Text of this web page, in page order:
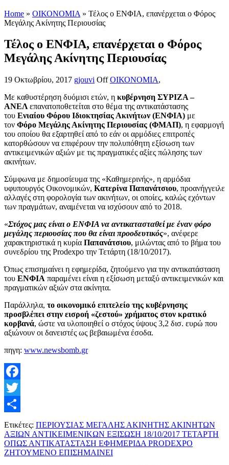
Home » ΟΙΚΟΝΟΜΙΑ » Τέλος ο ΕΝΦΙΑ, επανέρχεται ο Φόρος
Μεγάλης Ακίνητης Περιουσίας
Τέλος ο ΕΝΦΙΑ, επανέρχεται ο Φόρος
Μεγάλης Ακίνητης Περιουσίας
19 Οκτωβρίου, 2017 gjouvi Off ΟΙΚΟΝΟΜΙΑ,
Με καθυστέρηση δυόμισι ετών, η κυβέρνηση ΣΥΡΙΖΑ –
ΑΝΕΛ επανατοποθετείται στο θέμα της αντικατάστασης
του Ενιαίου Φόρου Ιδιοκτησίας Ακινήτων (ΕΝΦΙΑ) με
τον Φόρο Μεγάλης Ακίνητης Περιουσίας (ΦΜΑΠ), η εφαρμογή
του οποίου θα εξαρτηθεί από το εάν οι αρμόδιες επιτροπές
κατορθώσουν να επιφέρουν την πολυπόθητη εξίσωση των
αντικειμενικών αξιών με τις πραγματικές αξίες πώλησης των
ακινήτων.
Σύμφωνα με δημοσίευμα της «Καθημερινής», η αρμόδια
υφυπουργός Οικονομικών, Κατερίνα Παπανάτσιου, προανήγγειλε
αλλαγές στη φορολογία των ακινήτων, οι οποίες, καλώς εχόντων
των πραγμάτων, αναμένεται να ισχύσουν από το 2018.
«Στόχος μας είναι ο ΕΝΦΙΑ να αντικατασταθεί με έναν φόρο
μεγάλης περιουσίας που θα είναι προοδευτικός», ανέφερε
χαρακτηριστικά η κυρία Παπανάτσιου, μιλώντας από το βήμα του
συνεδρίου της Prodexpo την Τετάρτη (18/10/2017).
Όπως επισημαίνει η εφημερίδα, ζητούμενο για την αντικατάσταση
του ΕΝΦΙΑ παραμένει είναι η εξίσωση μεταξύ αντικειμενικών και
πραγματικών αξιών στα ακίνητα.
Παράλληλα, το οικονομικό επιτελείο της κυβέρνησης
προσβλέπει στην εισροή «ζεστού» χρήματος στον κρατικό
κορβανά, ώστε να υλοποιηθεί ο στόχος ύψους 3,2 δισ. ευρώ που
αξιώνουν οι δανειστές ως βεβαιωμένα έσοδα.
πηγη: www.newsbomb.gr
Facebook
Twitter
Μοιραστείτε
Ετικέτες: ΠΕΡΙΟΥΣΙΑΣ ΜΕΓΑΛΗΣ ΑΚΙΝΗΤΗΣ ΑΚΙΝΗΤΩΝ
ΑΞΙΩΝ ΑΝΤΙΚΕΙΜΕΝΙΚΩΝ ΕΞΙΣΩΣΗ 18/10/2017 ΤΕΤΑΡΤΗ
ΟΠΩΣ ΑΝΤΙΚΑΤΑΣΤΑΣΗ ΕΦΗΜΕΡΙΔΑ PRODEXPO
ΖΗΤΟΥΜΕΝΟ ΕΠΙΣΗΜΑΙΝΕΙ